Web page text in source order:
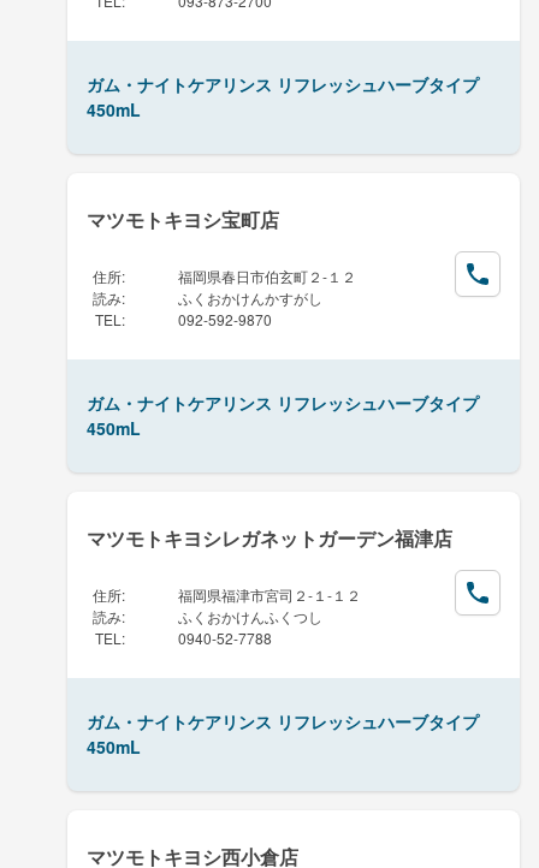
ガム・ナイトケアリンス リフレッシュハーブタイプ
450mL
マツモトキヨシ宝町店
住所:
福岡県春日市伯玄町２-１２
読み:
ふくおかけんかすがし
TEL : 092-592-9870
ガム・ナイトケアリンス リフレッシュハーブタイプ
450mL
マツモトキヨシレガネットガーデン福津店
住所:
福岡県福津市宮司２-１-１２
読み:
ふくおかけんふくつし
TEL : 0940-52-7788
ガム・ナイトケアリンス リフレッシュハーブタイプ
450mL
マツモトキヨシ西小倉店